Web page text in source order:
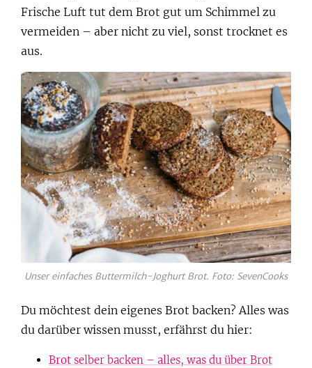
Frische Luft tut dem Brot gut um Schimmel zu
vermeiden – aber nicht zu viel, sonst trocknet es
aus.
Unser einfaches Buttermilch-Joghurt Brot. Foto: SevenCooks
Du möchtest dein eigenes Brot backen? Alles was
du darüber wissen musst, erfährst du hier:
Brot selber backen – alles, was du über Brot